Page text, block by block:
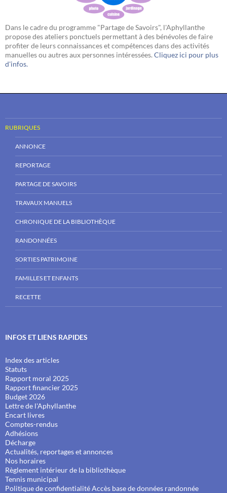
Dans le cadre du programme "Partage de Savoirs", l'Aphyllanthe
propose des ateliers ponctuels permettant à des bénévoles de faire
profiter de leurs connaissances et compétences dans des activités
manuelles ou autres aux personnes intéressées. Cliquez ici pour plus
d'infos.
RUBRIQUES
ANNONCE
REPORTAGE
PARTAGE DE SAVOIRS
TRAVAUX MANUELS
CHRONIQUE DE LA BIBLIOTHÈQUE
RANDONNÉES
SORTIES PATRIMOINE
FAMILLES ET ENFANTS
RECETTE
INFOS ET LIENS RAPIDES
Index des articles
Statuts
Rapport moral 2025
Rapport financier 2025
Budget 2026
Lettre de l'Aphyllanthe
Encart livres
Comptes-rendus
Adhésions
Décharge
Actualités, reportages et annonces
Nos horaires
Règlement intérieur de la bibliothèque
Tennis municipal
Politique de confidentialitéAccès base de données randonnée